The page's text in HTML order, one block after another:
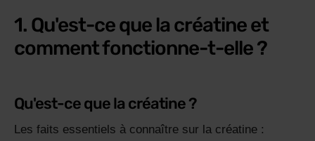
1. Qu'est-ce que la créatine et
comment fonctionne-t-elle ?
Qu'est-ce que la créatine ?
Les faits essentiels à connaître sur la créatine :